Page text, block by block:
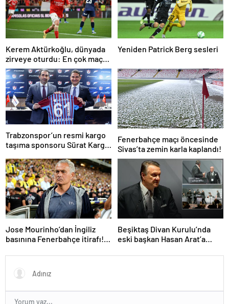
Kerem Aktürkoğlu, dünyada
zirveye oturdu: En çok maça
çıkan oyuncu!
Yeniden Patrick Berg sesleri
Trabzonspor’un resmi kargo
taşıma sponsoru Sürat Kargo
Fenerbahçe maçı öncesinde
Sivas’ta zemin karla kaplandı!
Jose Mourinho’dan İngiliz
basınına Fenerbahçe itirafı!
Beşiktaş Divan Kurulu’nda
eski başkan Hasan Arat’a
ertelendi